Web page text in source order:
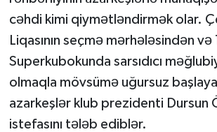
cəhdi kimi qiymətləndirmək olar.
Liqasının seçmə mərhələsindən və
Superkubokunda sarsıdıcı
olmaqla mövsümə uğursuz
azarkeşlər klub prezidenti Dursun
istefasını tələb ediblər.